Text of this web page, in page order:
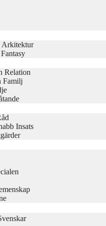
Arkitektur
Relation
Familj
Insats